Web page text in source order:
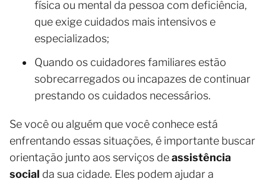
física ou mental da pessoa com deficiência,
que exige cuidados mais intensivos e
especializados;
Quando os cuidadores familiares estão
sobrecarregados ou incapazes de continuar
prestando os cuidados necessários.
Se você ou alguém que você conhece está
enfrentando essas situações, é importante buscar
orientação junto aos serviços deassistência
social da sua cidade. Eles podem ajudar a